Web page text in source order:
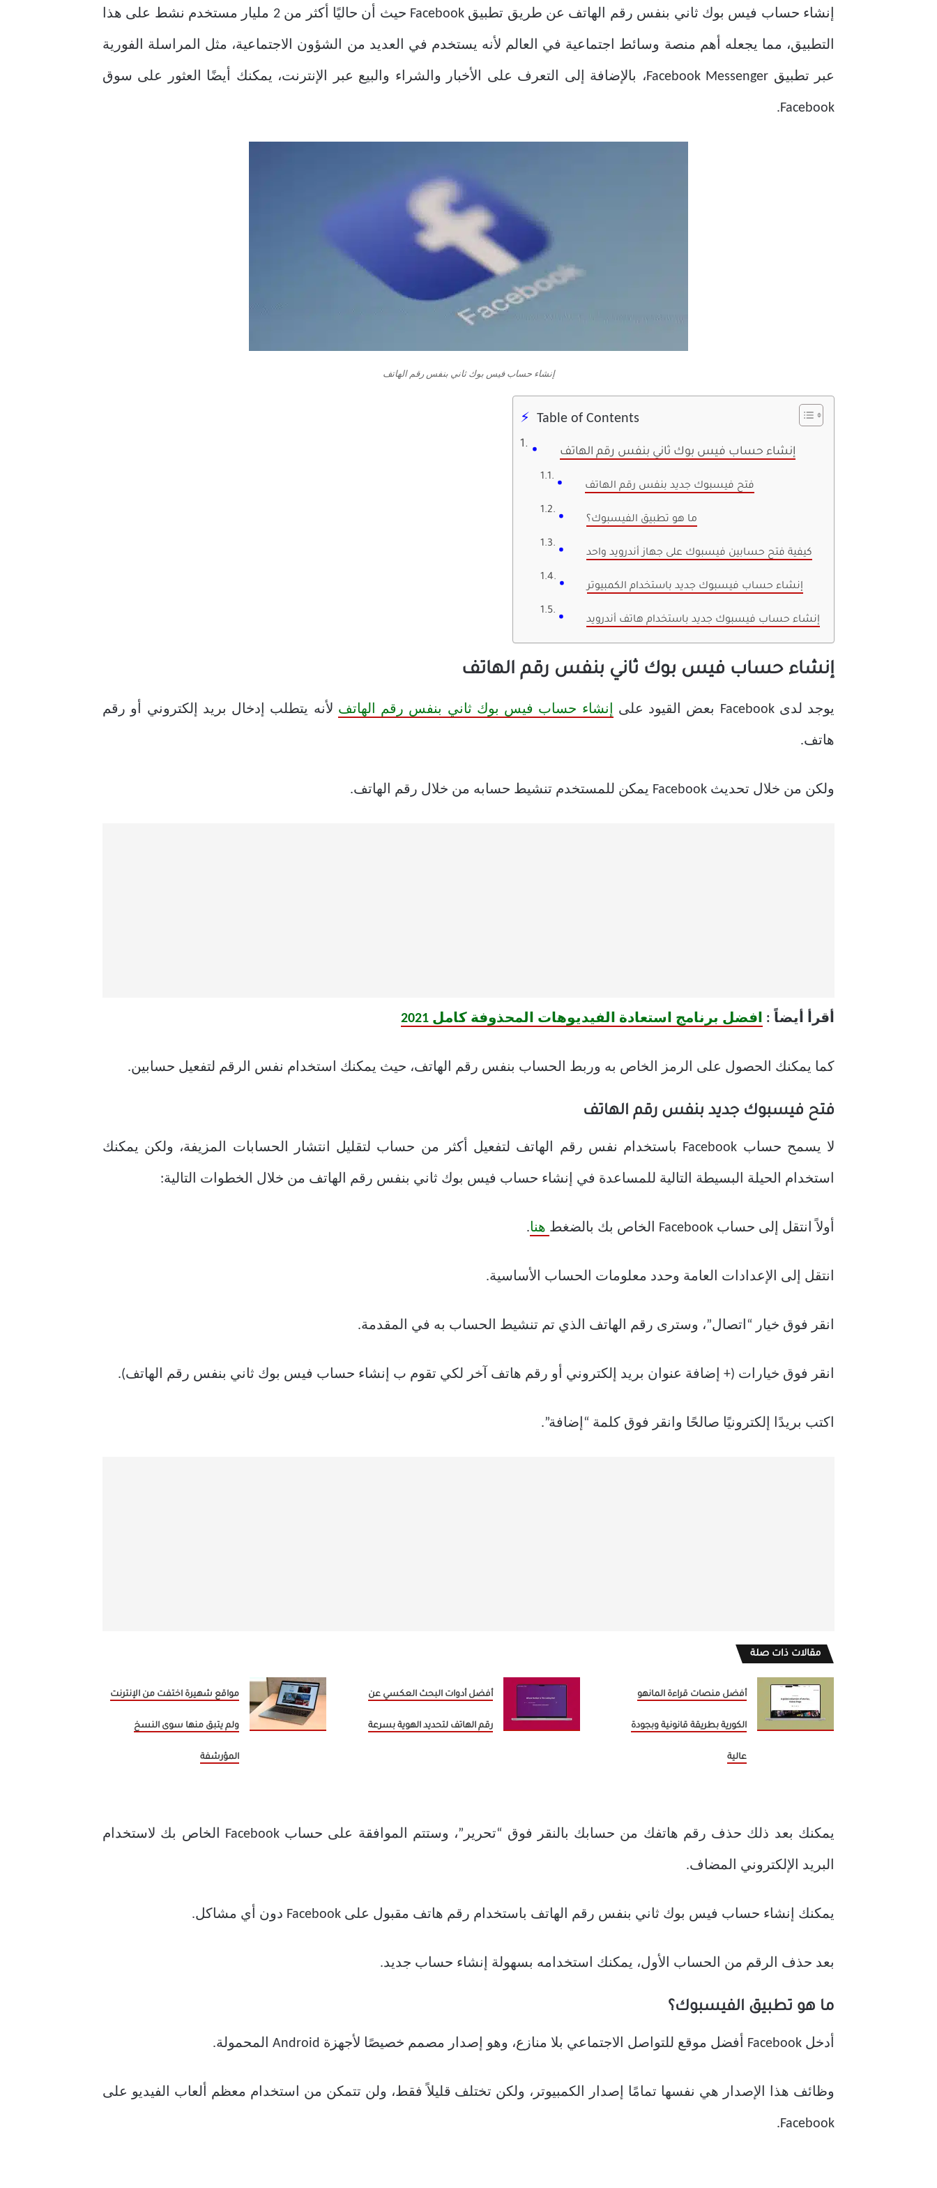
إنشاء حساب فيس بوك ثاني بنفس رقم الهاتف عن طريق تطبيق Facebook حيث أن حاليًا أكثر من 2 مليار مستخدم نشط على هذا
التطبيق، مما يجعله أهم منصة وسائط اجتماعية في العالم لأنه يستخدم في العديد من الشؤون الاجتماعية، مثل المراسلة الفورية
عبر تطبيق Facebook Messenger، بالإضافة إلى التعرف على الأخبار والشراء والبيع عبر الإنترنت، يمكنك أيضًا العثور على سوق
Facebook.
إنشاء حساب فيس بوك ثاني بنفس رقم الهاتف
Table of Contents
إنشاء حساب فيس بوك ثاني بنفس رقم الهاتف
فتح فيسبوك جديد بنفس رقم الهاتف
ما هو تطبيق الفيسبوك؟
كيفية فتح حسابين فيسبوك على جهاز أندرويد واحد
إنشاء حساب فيسبوك جديد باستخدام الكمبيوتر
إنشاء حساب فيسبوك جديد باستخدام هاتف أندرويد
إنشاء حساب فيس بوك ثاني بنفس رقم الهاتف
يوجد لدى Facebook بعض القيود على إنشاء حساب فيس بوك ثاني بنفس رقم الهاتف لأنه يتطلب إدخال بريد إلكتروني أو رقم
هاتف.
ولكن من خلال تحديث Facebook يمكن للمستخدم تنشيط حسابه من خلال رقم الهاتف.
أقرأ أيضاً : افضل برنامج استعادة الفيديوهات المحذوفة كامل 2021
كما يمكنك الحصول على الرمز الخاص به وربط الحساب بنفس رقم الهاتف، حيث يمكنك استخدام نفس الرقم لتفعيل حسابين.
فتح فيسبوك جديد بنفس رقم الهاتف
لا يسمح حساب Facebook باستخدام نفس رقم الهاتف لتفعيل أكثر من حساب لتقليل انتشار الحسابات المزيفة، ولكن يمكنك
استخدام الحيلة البسيطة التالية للمساعدة في إنشاء حساب فيس بوك ثاني بنفس رقم الهاتف من خلال الخطوات التالية:
أولاً انتقل إلى حساب Facebook الخاص بك بالضغط هنا.
انتقل إلى الإعدادات العامة وحدد معلومات الحساب الأساسية.
انقر فوق خيار “اتصال”، وسترى رقم الهاتف الذي تم تنشيط الحساب به في المقدمة.
انقر فوق خيارات (+ إضافة عنوان بريد إلكتروني أو رقم هاتف آخر لكي تقوم ب إنشاء حساب فيس بوك ثاني بنفس رقم الهاتف).
اكتب بريدًا إلكترونيًا صالحًا وانقر فوق كلمة “إضافة”.
مقالات ذات صلة
أفضل منصات قراءة المانهو
الكورية بطريقة قانونية وبجودة
عالية
أفضل أدوات البحث العكسي عن
رقم الهاتف لتحديد الهوية بسرعة
مواقع شهيرة اختفت من الإنترنت
ولم يتبق منها سوى النسخ
المؤرشفة
يمكنك بعد ذلك حذف رقم هاتفك من حسابك بالنقر فوق “تحرير”، وستتم الموافقة على حساب Facebook الخاص بك لاستخدام
البريد الإلكتروني المضاف.
يمكنك إنشاء حساب فيس بوك ثاني بنفس رقم الهاتف باستخدام رقم هاتف مقبول على Facebook دون أي مشاكل.
بعد حذف الرقم من الحساب الأول، يمكنك استخدامه بسهولة إنشاء حساب جديد.
ما هو تطبيق الفيسبوك؟
أدخل Facebook أفضل موقع للتواصل الاجتماعي بلا منازع، وهو إصدار مصمم خصيصًا لأجهزة Android المحمولة.
وظائف هذا الإصدار هي نفسها تمامًا إصدار الكمبيوتر، ولكن تختلف قليلاً فقط، ولن تتمكن من استخدام معظم ألعاب الفيديو على
Facebook.